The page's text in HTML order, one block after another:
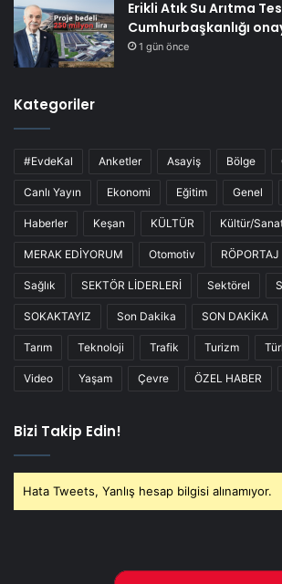
Erikli Atık Su Arıtma
Cumhurbaşkanlığı
1 gün önce
Kategoriler
#EvdeKal Anketler Asayiş Bölge
Canlı Yayın Ekonomi Eğitim Genel
Haberler Keşan KÜLTÜR Kültür/
MERAK EDİYORUM Otomotiv RÖPORTAJ
Sağlık SEKTÖR LİDERLERİ Sektörel
SOKAKTAYIZ Son Dakika SON DAKİKA
Tarım Teknoloji Trafik Turizm
Video Yaşam Çevre ÖZEL HABER
Bizi Takip Edin!
Hata Tweets, Yanlış hesap bilgisi alınamıyor.